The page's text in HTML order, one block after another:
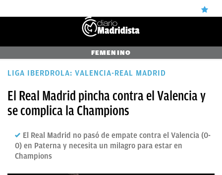
ÚLTIMAS
CANTERA
FICHAJES
FEMENINO
LIGA IBERDROLA: VALENCIA-REAL MADRID
El Real Madrid pincha contra el Valencia y
se complica la Champions
El Real Madrid no pasó de empate contra el Valencia (0-
0) en Paterna y necesita un milagro para estar en
Champions